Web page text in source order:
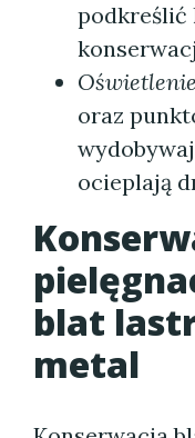
podkreślić
Oświetlenie
oraz
ocieplają
blat
metal